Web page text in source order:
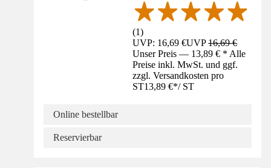
(1)
UVP: 16,69 €UVP16,69 €
Unser Preis — 13,89 € * Alle
Preise inkl. MwSt. und ggf.
zzgl. Versandkosten pro
ST13,89 €*/ ST
Online bestellbar
Reservierbar